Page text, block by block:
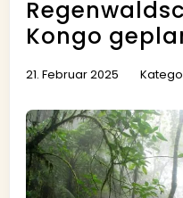
Kongo
21. Februar 2025